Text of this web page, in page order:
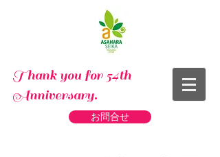
Thank you for 54th
Anniversary.
お問合せ